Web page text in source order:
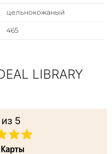
цельнокожаный
465
LIBRARY
из 5